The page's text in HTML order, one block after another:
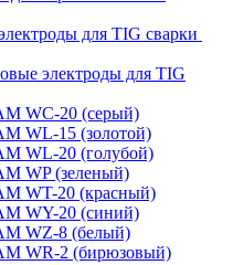
для TIG сварки
электроды для TIG
WC-20 (серый)
WL-15 (золотой)
WL-20 (голубой)
WP (зеленый)
WT-20 (красный)
WY-20 (синий)
WZ-8 (белый)
WR-2 (бирюзовый)